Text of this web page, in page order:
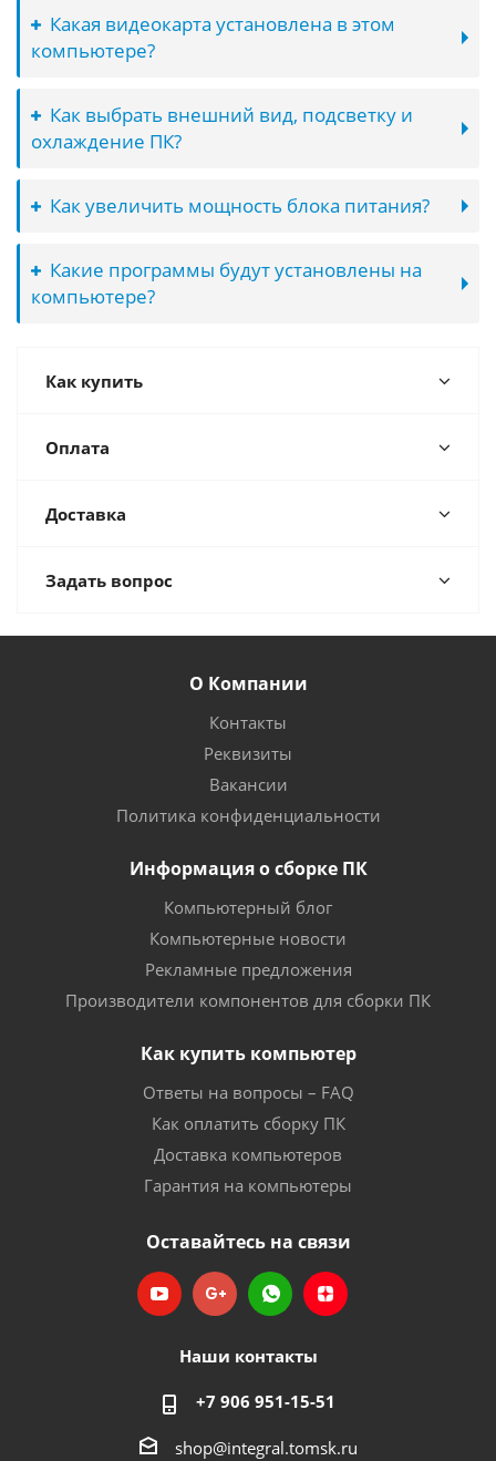
Какая видеокарта установлена в этом
компьютере?
Как выбрать внешний вид, подсветку и
охлаждение ПК?
Как увеличить мощность блока питания?
Какие программы будут установлены на
компьютере?
Как купить
Оплата
Доставка
Задать вопрос
О Компании
Контакты
Реквизиты
Вакансии
Политика конфиденциальности
Информация о сборке ПК
Компьютерный блог
Компьютерные новости
Рекламные предложения
Производители компонентов для сборки ПК
Как купить компьютер
Ответы на вопросы – FAQ
Как оплатить сборку ПК
Доставка компьютеров
Гарантия на компьютеры
Оставайтесь на связи
Наши контакты
+7 906 951-15-51
shop@integral.tomsk.ru